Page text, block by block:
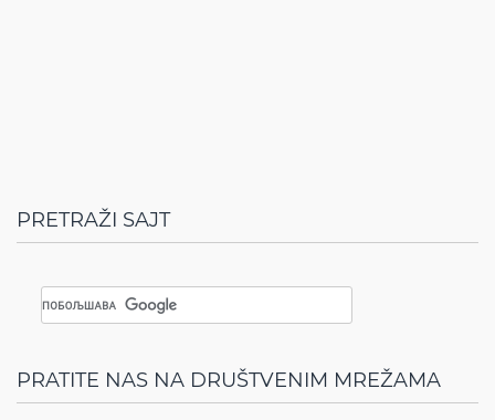
PRETRAŽI SAJT
PRATITE NAS NA DRUŠTVENIM MREŽAMA